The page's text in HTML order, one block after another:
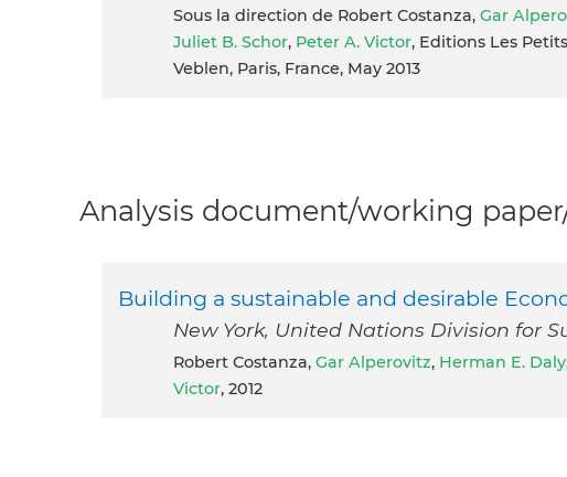
Sous la direction de Robert Costanza, Gar
Juliet B. Schor, Peter A. Victor, Editions Les
Veblen, Paris, France, May 2013
Analysis document/working
Building a sustainable and desirable
New York, United Nations Division for
Robert Costanza, Gar Alperovitz, Herman E. Daly
Victor, 2012